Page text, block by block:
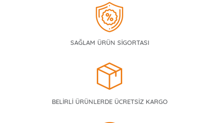
SAĞLAM ÜRÜN SİGORTASI
BELİRLİ ÜRÜNLERDE ÜCRETSİZ KARGO